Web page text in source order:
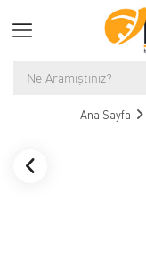
Ana Sayfa